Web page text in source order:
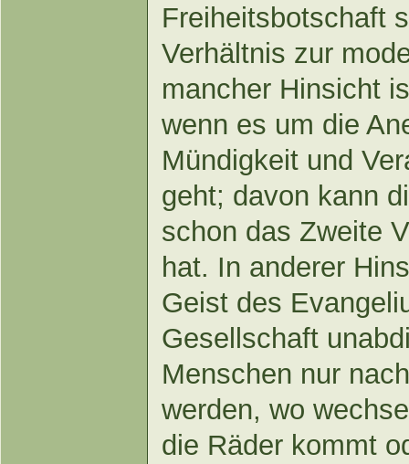
Freiheitsbotschaft
Verhältnis zur
mancher Hinsicht
wenn es um die
Mündigkeit und
geht; davon kann
schon das Zweite
hat. In anderer
Geist des
Gesellschaft
Menschen nur
werden, wo
die Räder kommt